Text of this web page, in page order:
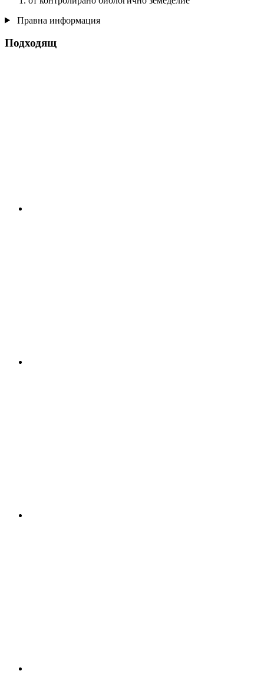
Правна информация
Подходящ